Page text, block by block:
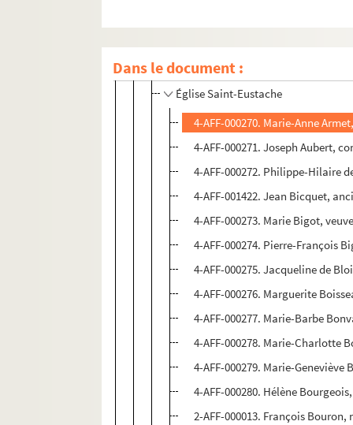
Dans le document :Église Sainte-Croix de la Cité
Église Saint-Eustache
4-AFF-000270. Marie-Anne
4-AFF-000271. Joseph Aubert,
4-AFF-000272. Philippe-Hilaire
4-AFF-001422. Jean Bicquet,
4-AFF-000273. Marie Bigot,
4-AFF-000274. Pierre-François
4-AFF-000275. Jacqueline de
4-AFF-000276. Marguerite
4-AFF-000277. Marie-Barbe
4-AFF-000278. Marie-Charlotte
4-AFF-000279. Marie-
4-AFF-000280. Hélène
2-AFF-000013. François